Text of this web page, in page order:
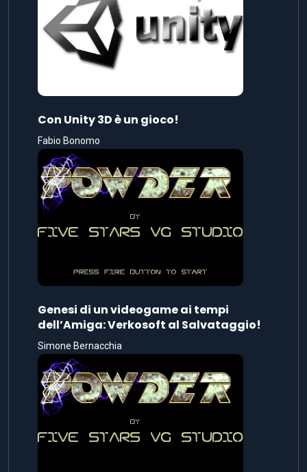
Con Unity 3D è un gioco!
Fabio Bonomo
Genesi di un videogame ai tempi
dell’Amiga: Verkosoft al Salvataggio!
Simone Bernacchia